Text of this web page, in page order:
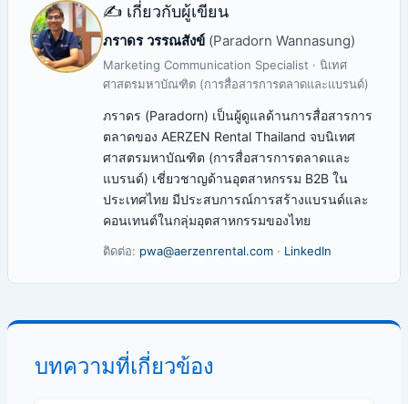
✍️ เกี่ยวกับผู้เขียน
ภราดร วรรณสังข์ (Paradorn Wannasung)
Marketing Communication Specialist · นิเทศ
ศาสตรมหาบัณฑิต (การสื่อสารการตลาดและแบรนด์)
ภราดร (Paradorn) เป็นผู้ดูแลด้านการสื่อสารการ
ตลาดของ AERZEN Rental Thailand จบนิเทศ
ศาสตรมหาบัณฑิต (การสื่อสารการตลาดและ
แบรนด์) เชี่ยวชาญด้านอุตสาหกรรม B2B ใน
ประเทศไทย มีประสบการณ์การสร้างแบรนด์และ
คอนเทนต์ในกลุ่มอุตสาหกรรมของไทย
ติดต่อ: pwa@aerzenrental.com· LinkedIn
บทความที่เกี่ยวข้อง